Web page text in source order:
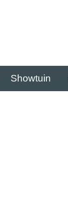
Showtuin